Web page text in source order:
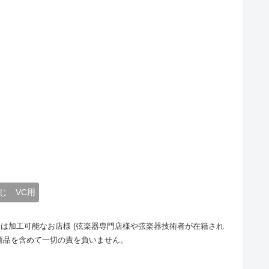
VC用
加工可能なお店様 (弦楽器専門店様や弦楽器技術者が在籍され
を含めて一切の責を負いません。